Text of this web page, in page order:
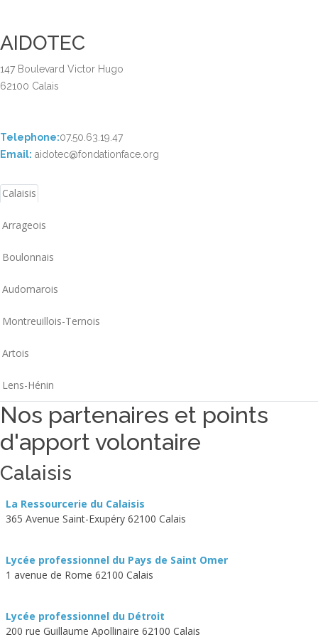
AIDOTEC
147 Boulevard Victor Hugo
62100 Calais
Telephone:07.50.63.19.47
Email: aidotec@fondationface.org
Calaisis
Arrageois
Boulonnais
Audomarois
Montreuillois-Ternois
Artois
Lens-Hénin
Nos partenaires et points
d'apport volontaire
Calaisis
La Ressourcerie du Calaisis
365 Avenue Saint-Exupéry 62100 Calais
Lycée professionnel du Pays de Saint Omer
1 avenue de Rome 62100 Calais
Lycée professionnel du Détroit
200 rue Guillaume Apollinaire 62100 Calais